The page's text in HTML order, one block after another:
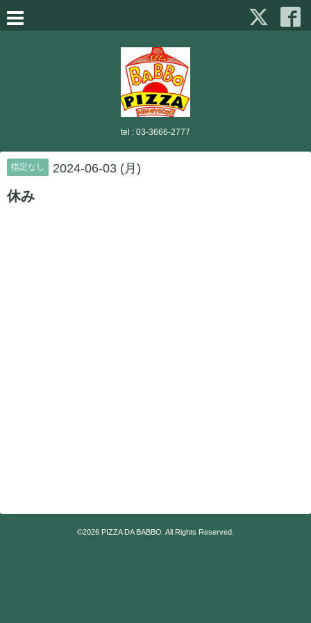
tel : 03-3666-2777
指定なし 2024-06-03 (月)
休み
©2026 PIZZA DA BABBO . All Rights Reserved.